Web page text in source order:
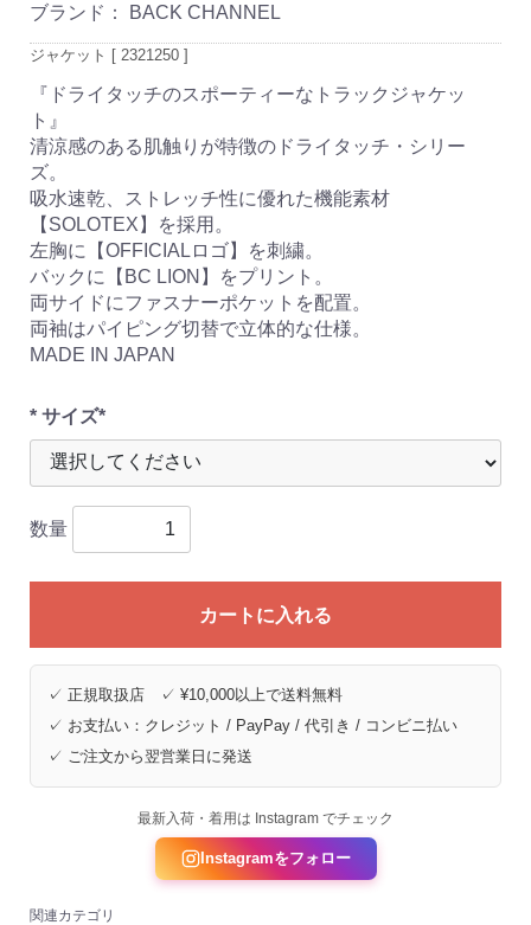
ブランド： BACK CHANNEL
ジャケット [ 2321250 ]
『ドライタッチのスポーティーなトラックジャケッ
ト』
清涼感のある肌触りが特徴のドライタッチ・シリー
ズ。
吸水速乾、ストレッチ性に優れた機能素材
【SOLOTEX】を採用。
左胸に【OFFICIALロゴ】を刺繍。
バックに【BC LION】をプリント。
両サイドにファスナーポケットを配置。
両袖はパイピング切替で立体的な仕様。
MADE IN JAPAN
* サイズ*
数量
カートに入れる
✓ 正規取扱店 ✓ ¥10,000以上で送料無料
✓ お支払い：クレジット / PayPay / 代引き / コンビニ払い
✓ ご注文から翌営業日に発送
最新入荷・着用は Instagram でチェック
Instagramをフォロー
関連カテゴリ